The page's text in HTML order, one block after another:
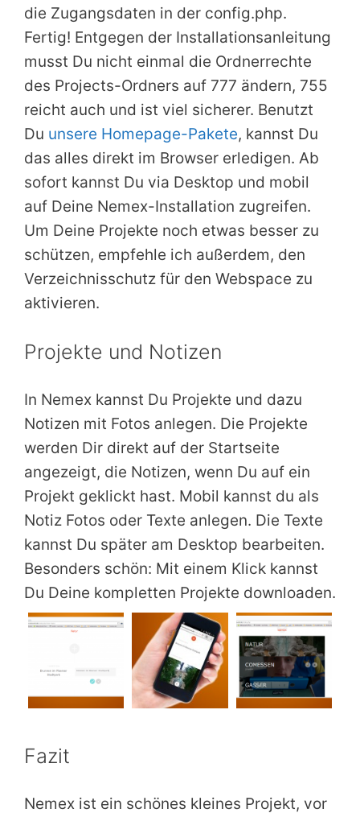
die Zugangsdaten in der config.php.
Fertig! Entgegen der Installationsanleitung
musst Du nicht einmal die Ordnerrechte
des Projects-Ordners auf 777 ändern, 755
reicht auch und ist viel sicherer. Benutzt
Du unsere Homepage-Pakete, kannst Du
das alles direkt im Browser erledigen. Ab
sofort kannst Du via Desktop und mobil
auf Deine Nemex-Installation zugreifen.
Um Deine Projekte noch etwas besser zu
schützen, empfehle ich außerdem, den
Verzeichnisschutz für den Webspace zu
aktivieren.
Projekte und Notizen
In Nemex kannst Du Projekte und dazu
Notizen mit Fotos anlegen. Die Projekte
werden Dir direkt auf der Startseite
angezeigt, die Notizen, wenn Du auf ein
Projekt geklickt hast. Mobil kannst du als
Notiz Fotos oder Texte anlegen. Die Texte
kannst Du später am Desktop bearbeiten.
Besonders schön: Mit einem Klick kannst
Du Deine kompletten Projekte downloaden.
Fazit
Nemex ist ein schönes kleines Projekt, vor